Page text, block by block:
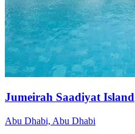
Jumeirah Saadiyat Island
Abu Dhabi, Abu Dhabi